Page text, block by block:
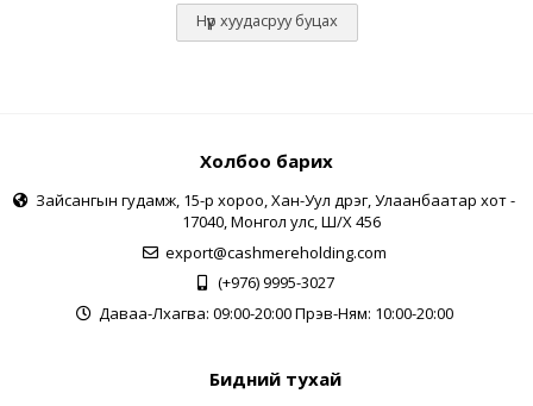
Нүүр хуудасруу буцах
Холбоо барих
Зайсангын гудамж, 15-р хороо, Хан-Уул дүүрэг, Улаанбаатар хот -
17040, Монгол улс, Ш/Х 456
export@cashmereholding.com
(+976) 9995-3027
Даваа-Лхагва: 09:00-20:00 Пүрэв-Ням: 10:00-20:00
Бидний тухай